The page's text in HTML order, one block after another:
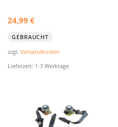
24,99 €
GEBRAUCHT
zzgl. Versandkosten
Lieferzeit: 1-3 Werktage